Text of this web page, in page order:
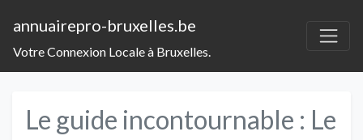
annuairepro-bruxelles.be
Votre Connexion Locale à Bruxelles.
Le guide incontournable : Le